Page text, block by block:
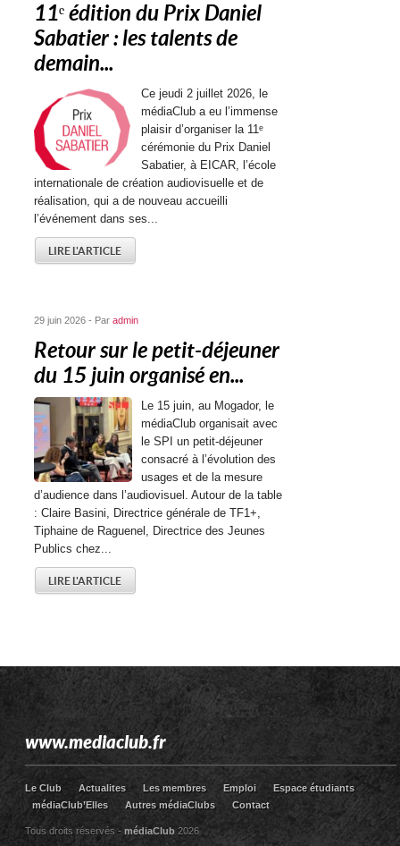
11ᵉ édition du Prix Daniel
Sabatier : les talents de
demain...
Ce jeudi 2 juillet 2026, le
médiaClub a eu l’immense
plaisir d’organiser la 11ᵉ
cérémonie du Prix Daniel
Sabatier, à EICAR, l’école
internationale de création audiovisuelle et de
réalisation, qui a de nouveau accueilli
l’événement dans ses...
LIRE L'ARTICLE
29 juin 2026 - Paradmin
Retour sur le petit-déjeuner
du 15 juin organisé en...
Le 15 juin, au Mogador, le
médiaClub organisait avec
le SPI un petit-déjeuner
consacré à l’évolution des
usages et de la mesure
d’audience dans l’audiovisuel. Autour de la table
: Claire Basini, Directrice générale de TF1+,
Tiphaine de Raguenel, Directrice des Jeunes
Publics chez...
LIRE L'ARTICLE
www.mediaclub.fr
Le Club Actualites Les membres Emploi
Espace étudiants
médiaClub’Elles
Autres médiaClubs Contact
Tous droits réservés -médiaClub 2026